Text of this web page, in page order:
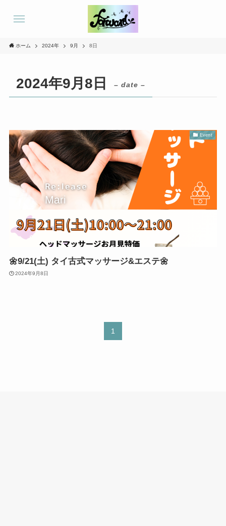
ホーム 2024年 9月 8日
2024年9月8日 – date –
Event
🌼9/21(土) タイ古式マッサージ&エステ🌼
2024年9月8日
1